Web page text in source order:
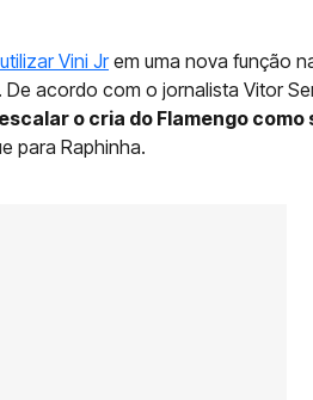
Vini Jrem uma nova função
acordo com o jornalista Vitor
o cria do Flamengo
para Raphinha.